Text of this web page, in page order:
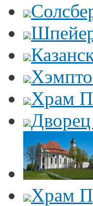
Храм
Храм